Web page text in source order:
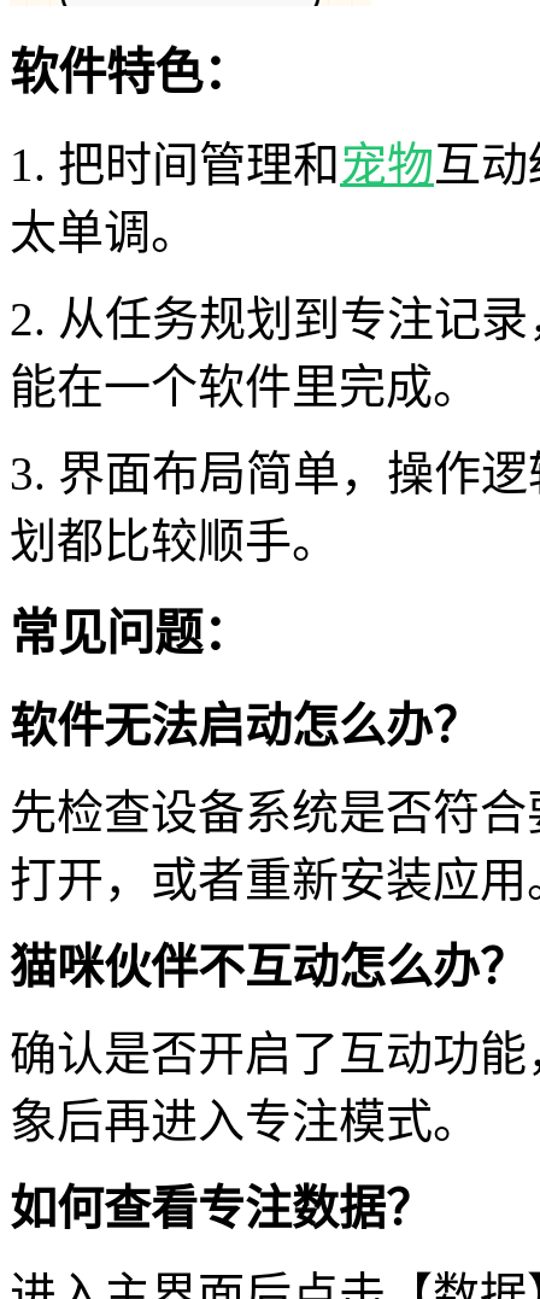
软件特色：
1. 把时间管理和 宠物互
太单调。
2. 从任务规划到专注记
能在一个软件里完成。
3. 界面布局简单，操作
划都比较顺手。
常见问题：
软件无法启动怎么办？
先检查设备系统是否符
打开，或者重新安装应用
猫咪伙伴不互动怎么办？
确认是否开启了互动功
象后再进入专注模式。
如何查看专注数据？